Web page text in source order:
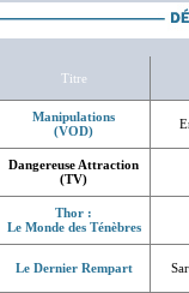
Titre
Manipulations
(VOD)
Dangereuse Attraction
(TV)
Thor :
Le Monde des Ténèbres
Le Dernier Rempart